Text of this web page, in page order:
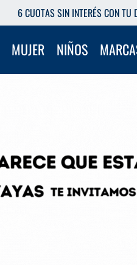
RETIRÁ GRATIS EN NUESTRAS
MUJER NIÑOS